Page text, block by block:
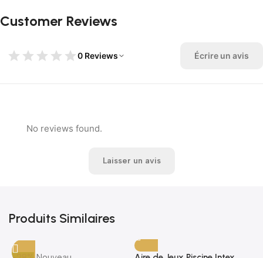
Customer Reviews
0 Reviews Écrire un avis
No reviews found.
Laisser un avis
Produits Similaires